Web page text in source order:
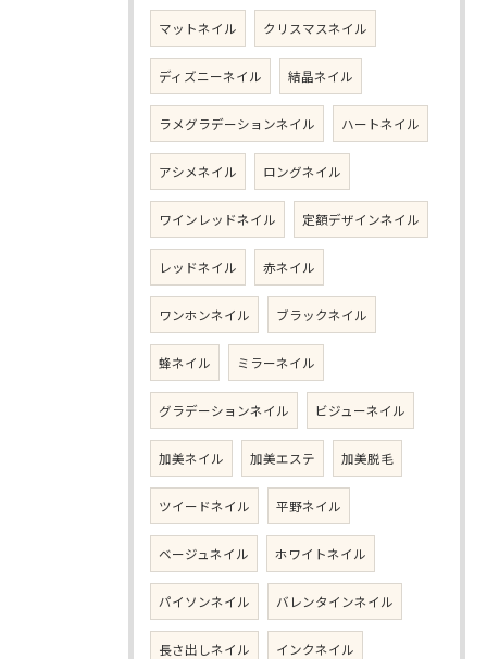
マットネイル クリスマスネイル
ディズニーネイル 結晶ネイル
ラメグラデーションネイル ハートネイル
アシメネイル ロングネイル
ワインレッドネイル 定額デザインネイル
レッドネイル 赤ネイル
ワンホンネイル ブラックネイル
蜂ネイル ミラーネイル
グラデーションネイル ビジューネイル
加美ネイル 加美エステ 加美脱毛
ツイードネイル 平野ネイル
ベージュネイル ホワイトネイル
パイソンネイル バレンタインネイル
長さ出しネイル インクネイル